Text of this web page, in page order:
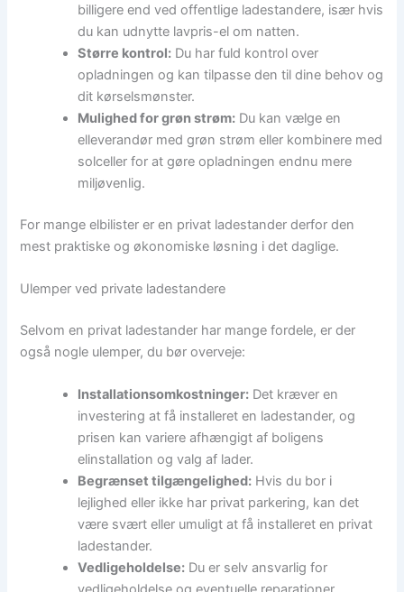
billigere end ved offentlige ladestandere, især hvis
du kan udnytte lavpris-el om natten.
Større kontrol: Du har fuld kontrol over
opladningen og kan tilpasse den til dine behov og
dit kørselsmønster.
Mulighed for grøn strøm: Du kan vælge en
elleverandør med grøn strøm eller kombinere med
solceller for at gøre opladningen endnu mere
miljøvenlig.
For mange elbilister er en privat ladestander derfor den
mest praktiske og økonomiske løsning i det daglige.
Ulemper ved private ladestandere
Selvom en privat ladestander har mange fordele, er der
også nogle ulemper, du bør overveje:
Installationsomkostninger: Det kræver en
investering at få installeret en ladestander, og
prisen kan variere afhængigt af boligens
elinstallation og valg af lader.
Begrænset tilgængelighed: Hvis du bor i
lejlighed eller ikke har privat parkering, kan det
være svært eller umuligt at få installeret en privat
ladestander.
Vedligeholdelse: Du er selv ansvarlig for